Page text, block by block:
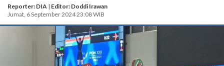
Reporter: DIA | Editor: Doddi Irawan
Jumat, 6 September 2024 23:08 WIB